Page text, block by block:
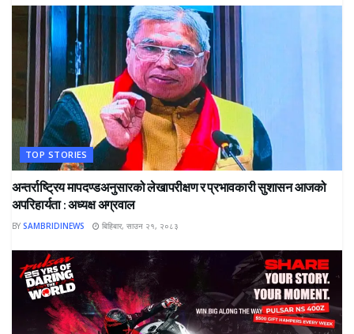
TOP STORIES
अन्तर्राष्ट्रिय मापदण्डअनुसारको लेखापरीक्षण र प्रभावकारी सुशासन आजको
अपरिहार्यता : अध्यक्ष अग्रवाल
BY SAMBRIDINEWS बिहिबार, साउन २१, २०८३